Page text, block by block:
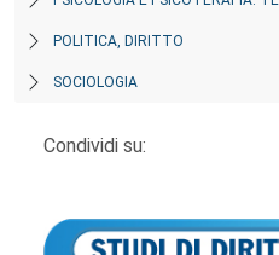
POLITICA, DIRITTO
SOCIOLOGIA
Condividi su: